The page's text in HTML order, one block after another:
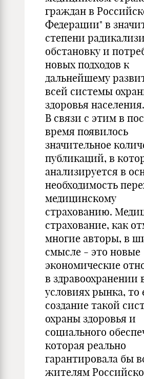
граждан в
Федерации" в
степени
обстановку и
новых подходов к
дальнейшему
всей системы
здоровья населения.
В связи с этим в
время появилось
значительное
публикаций, в
анализируется в
необходимость
медицинскому
страхованию.
страхование, как
многие авторы, в
смысле - это новые
экономические
в здравоохранении
условиях рынка, то
создание такой
охраны здоровья и
социального
которая реально
гарантировала бы
жителям